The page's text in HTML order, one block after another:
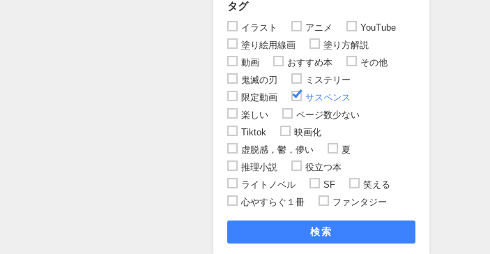
タグ
イラスト アニメ
YouTube
塗り絵用線画
塗り方解説
動画
おすすめ本
その他
鬼滅の刃
ミステリー
限定動画
サスペンス
楽しい
ページ数少ない
Tiktok
映画化
虚脱感，鬱，儚い
夏
推理小説
役立つ本
ライトノベル
SF
笑える
心やすらぐ１冊
ファンタジー
検索